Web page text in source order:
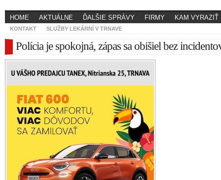
HOME AKTUÁLNE ĎALŠIE SPRÁVY FIRMY KAM VYRAZIŤ
KONTAKT SLUŽBY LEKÁRNÍ V TRNAVE
Polícia je spokojná, zápas sa obišiel bez